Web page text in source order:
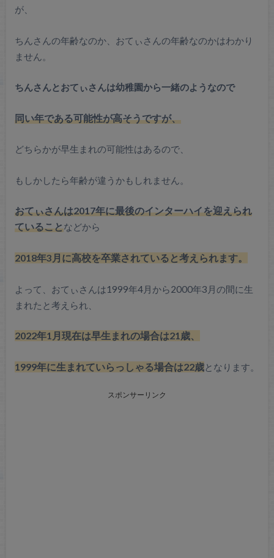
が、
ちんさんの年齢なのか、おてぃさんの年齢なのかはわかり
ません。
ちんさんとおてぃさんは幼稚園から一緒のようなので
同い年である可能性が高そうですが、
どちらかが早生まれの可能性はあるので、
もしかしたら年齢が違うかもしれません。
おてぃさんは2017年に最後のインターハイを迎えられ
ていることなどから
2018年3月に高校を卒業されていると考えられます。
よって、おてぃさんは1999年4月から2000年3月の間に生
まれたと考えられ、
2022年1月現在は早生まれの場合は21歳、
1999年に生まれていらっしゃる場合は22歳となります。
スポンサーリンク